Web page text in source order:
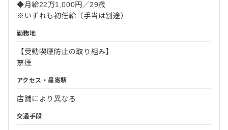
◆月給22万1,000円／29歳
※いずれも初任給（手当は別途）
勤務地
【受動喫煙防止の取り組み】
禁煙
アクセス・最寄駅
店舗により異なる
交通手段